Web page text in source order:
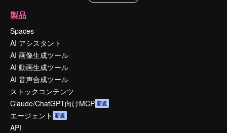
製品
Spaces
AI アシスタント
AI 画像生成ツール
AI 動画生成ツール
AI 音声合成ツール
ストックコンテンツ
Claude/ChatGPT向けMCP 新規
エージェント 新規
API